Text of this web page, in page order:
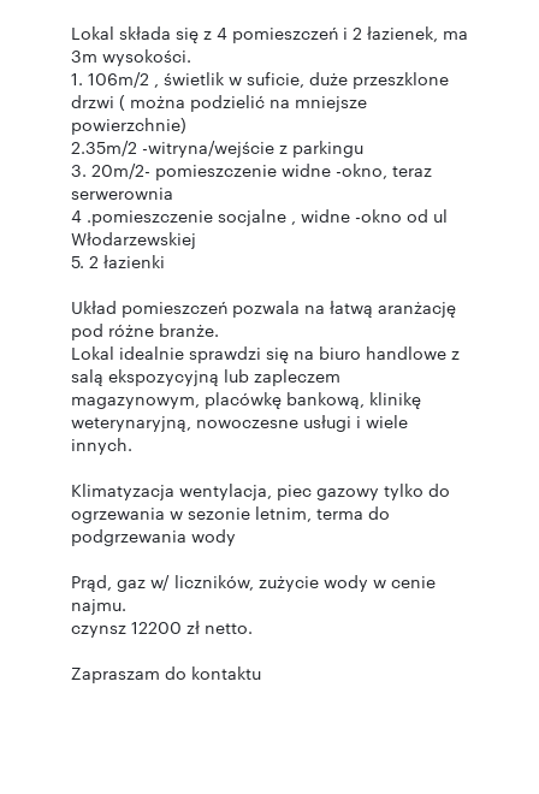
Lokal składa się z 4 pomieszczeń i 2 łazienek, ma
3m wysokości.
1. 106m/2 , świetlik w suficie, duże przeszklone
drzwi ( można podzielić na mniejsze
powierzchnie)
2.35m/2 -witryna/wejście z parkingu
3. 20m/2- pomieszczenie widne -okno, teraz
serwerownia
4 .pomieszczenie socjalne , widne -okno od ul
Włodarzewskiej
5. 2 łazienki
Układ pomieszczeń pozwala na łatwą aranżację
pod różne branże.
Lokal idealnie sprawdzi się na biuro handlowe z
salą ekspozycyjną lub zapleczem
magazynowym, placówkę bankową, klinikę
weterynaryjną, nowoczesne usługi i wiele
innych.
Klimatyzacja wentylacja, piec gazowy tylko do
ogrzewania w sezonie letnim, terma do
podgrzewania wody
Prąd, gaz w/ liczników, zużycie wody w cenie
najmu.
czynsz 12200 zł netto.
Zapraszam do kontaktu